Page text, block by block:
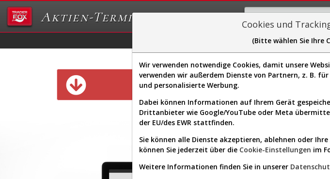
Aktien-Terminal
Sector-Spider
Diese Funktion ist nur für
Cookies und
(Bitte wählen Sie Ihre
Wir verwenden notwendige Cookies, damit unsere
verwenden wir außerdem Dienste von Partnern, z. B.
und personalisierte Werbung.
Dabei können Informationen auf Ihrem Gerät
Drittanbieter wie Google/YouTube oder Meta
der EU/des EWR stattfinden.
Sie können alle Dienste akzeptieren, ablehnen oder
können Sie jederzeit über die Cookie-Einstellungen im
Weitere Informationen finden Sie in unserer